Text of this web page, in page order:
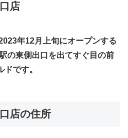
店
年12月上旬にオープンする
の東側出口を出てすぐ目の前
です。
店の住所